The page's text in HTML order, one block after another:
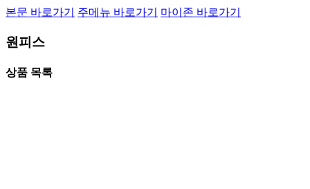
본문 바로가기 주메뉴 바로가기 마이존 바로가기
원피스
상품 목록